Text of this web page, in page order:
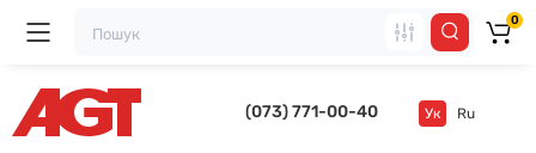
(073) 771-00-40 Ук Ru
0